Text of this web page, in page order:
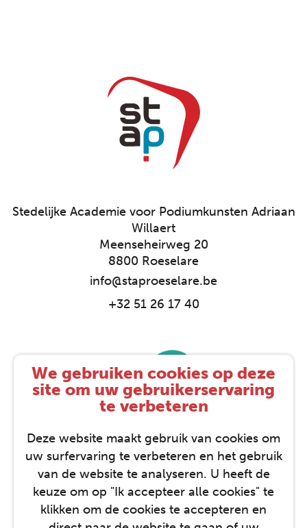
We gebruiken cookies op deze
site om uw gebruikerservaring
te verbeteren
Deze website maakt gebruik van cookies om
uw surfervaring te verbeteren en het gebruik
van de website te analyseren. U heeft de
keuze om op "Ik accepteer alle cookies" te
klikken om de cookies te accepteren en
Stedelijke Academie voor Podiumkunsten Adriaan
Willaert
Meenseheirweg 20
8800 Roeselare
info@staproeselare.be
+32 51 26 17 40